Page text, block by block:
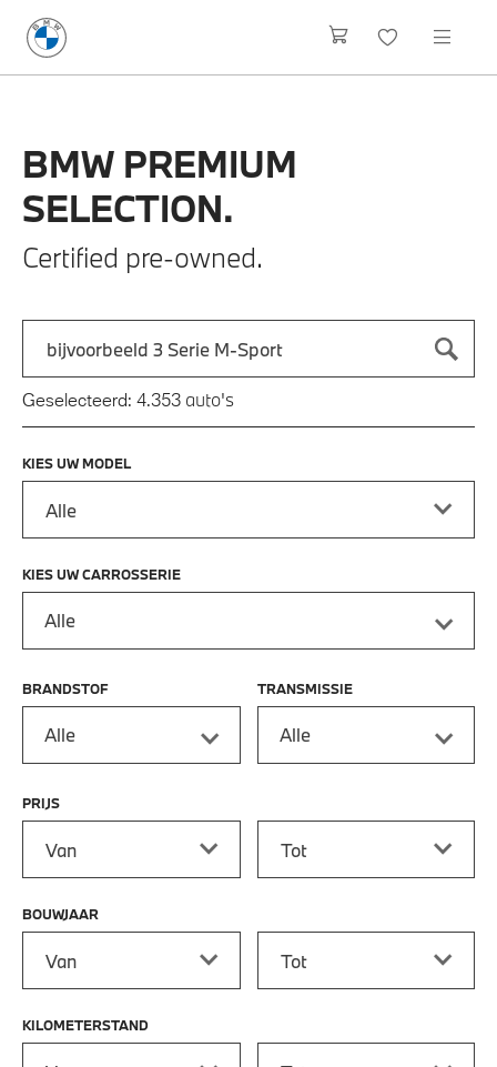
BMW PREMIUM
SELECTION.
Certified pre-owned.
Zoek naar een automodel, bijvoorbeeld 3 Serie M-Sport
Typ een automodel in en druk op enter om te zoeken
Geselecteerd: 4.353 auto's
KIES UW MODEL
KIES UW CARROSSERIE
Alle
BRANDSTOF
Alle
TRANSMISSIE
Alle
PRIJS
BOUWJAAR
KILOMETERSTAND